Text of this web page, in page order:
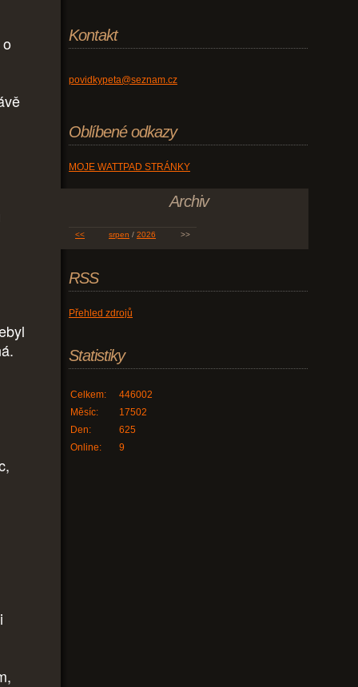
Kontakt
povidkypeta@seznam.cz
Oblíbené odkazy
MOJE WATTPAD STRÁNKY
Archiv
<< srpen / 2026 >>
RSS
Přehled zdrojů
Statistiky
Online: 9
Celkem:
446002
Měsíc:
17502
Den:
625